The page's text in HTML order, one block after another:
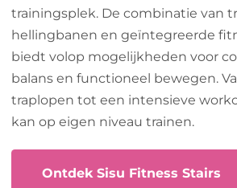
trainingsplek. De combinatie van
hellingbanen en geïntegreerde
biedt volop mogelijkheden voor
balans en functioneel bewegen.
traplopen tot een intensieve
kan op eigen niveau trainen.
Ontdek Sisu Fitness Stairs